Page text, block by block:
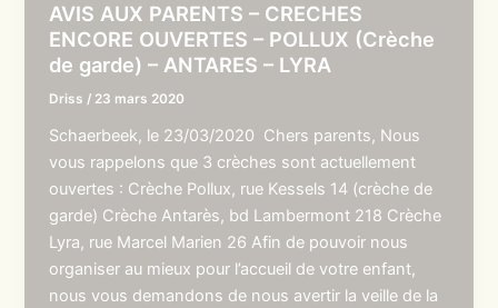
AVIS AUX PARENTS – CRECHES
ENCORE OUVERTES – POLLUX (Crèche
de garde) – ANTARES – LYRA
Driss / 23 mars 2020
Schaerbeek, le 23/03/2020 Chers parents, Nous
vous rappelons que 3 crèches sont actuellement
ouvertes : Crèche Pollux, rue Kessels 14 (crèche de
garde) Crèche Antarès, bd Lambermont 218 Crèche
Lyra, rue Marcel Marien 26 Afin de pouvoir nous
organiser au mieux pour l’accueil de votre enfant,
nous vous demandons de nous avertir la veille de la